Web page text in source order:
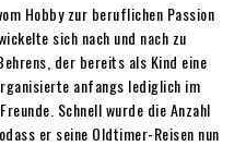
Hobby zur beruflichen Passion
sich nach und nach zu
der bereits als Kind eine
anfangs lediglich im
Schnell wurde die Anzahl
er seine Oldtimer-Reisen nun